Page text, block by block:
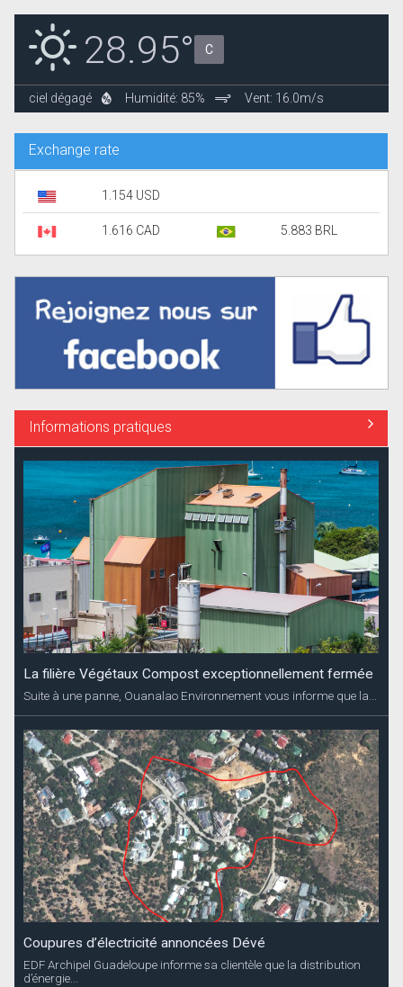
28.95° C
ciel dégagé Humidité: 85% Vent: 16.0m/s
Exchange rate
1.154 USD
1.616 CAD 5.883 BRL
Informations pratiques
La filière Végétaux Compost exceptionnellement fermée
Suite à une panne, Ouanalao Environnement vous informe que la...
Coupures d’électricité annoncées Dévé
EDF Archipel Guadeloupe informe sa clientèle que la distribution
d’énergie...